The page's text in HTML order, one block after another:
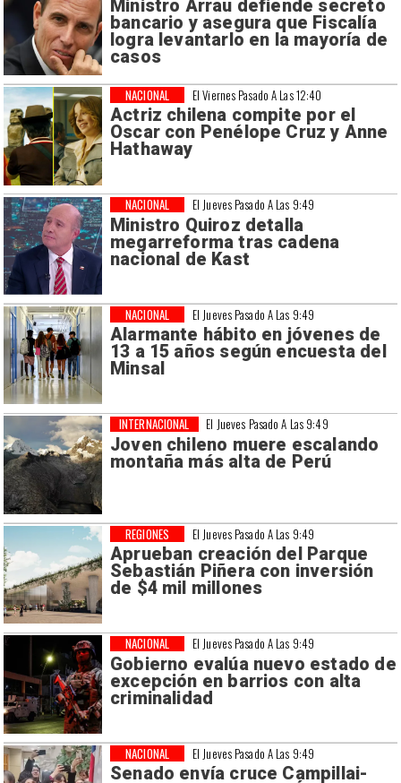
Ministro Arrau defiende secreto
bancario y asegura que Fiscalía
logra levantarlo en la mayoría de
casos
El Viernes Pasado A Las 12:40
Actriz chilena compite por el
Oscar con Penélope Cruz y Anne
Hathaway
NACIONAL
El Jueves Pasado A Las 9:49
Ministro Quiroz detalla
megarreforma tras cadena
nacional de Kast
NACIONAL
El Jueves Pasado A Las 9:49
Alarmante hábito en jóvenes de
13 a 15 años según encuesta del
Minsal
NACIONAL
El Jueves Pasado A Las 9:49
Joven chileno muere escalando
montaña más alta de Perú
INTERNACIONAL
El Jueves Pasado A Las 9:49
Aprueban creación del Parque
Sebastián Piñera con inversión
de $4 mil millones
REGIONES
El Jueves Pasado A Las 9:49
Gobierno evalúa nuevo estado de
excepción en barrios con alta
criminalidad
NACIONAL
El Jueves Pasado A Las 9:49
Senado envía cruce Campillai-
NACIONAL